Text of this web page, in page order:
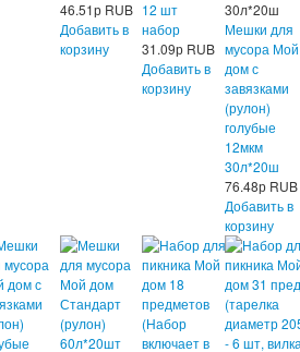
46.51р RUB
Добавить в
корзину
12 шт
набор
31.09р RUB
Добавить в
корзину
30л*20ш
Мешки для
мусора Мой
дом с
завязками
(рулон)
голубые
12мкм
30л*20ш
76.48р RUB
Добавить в
корзину